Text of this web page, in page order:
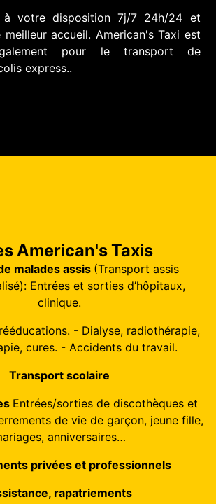
à votre disposition 7j/7 24h/24 et
accueil. American's Taxi est
pour le transport de
express..
American's Taxis
malades assis (Transport assis
Entrées et sorties d’hôpitaux,
clinique.
- Dialyse, radiothérapie,
cures. - Accidents du travail.
Transport scolaire
Entrées/sorties de discothèques et
de vie de garçon, jeune fille,
anniversaires…
privées et professionnels
rapatriements